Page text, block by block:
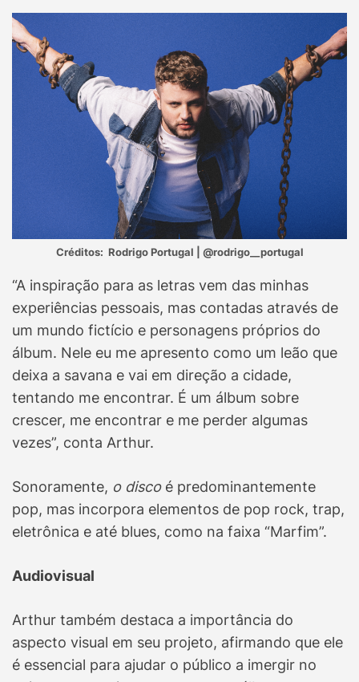
Créditos: Rodrigo Portugal | @rodrigo__portugal
“A inspiração para as letras vem das minhas
experiências pessoais, mas contadas através de
um mundo fictício e personagens próprios do
álbum. Nele eu me apresento como um leão que
deixa a savana e vai em direção a cidade,
tentando me encontrar. É um álbum sobre
crescer, me encontrar e me perder algumas
vezes”, conta Arthur.
Sonoramente, o discoé predominantemente
pop, mas incorpora elementos de pop rock, trap,
eletrônica e até blues, como na faixa “Marfim”.
Audiovisual
Arthur também destaca a importância do
aspecto visual em seu projeto, afirmando que ele
é essencial para ajudar o público a imergir no